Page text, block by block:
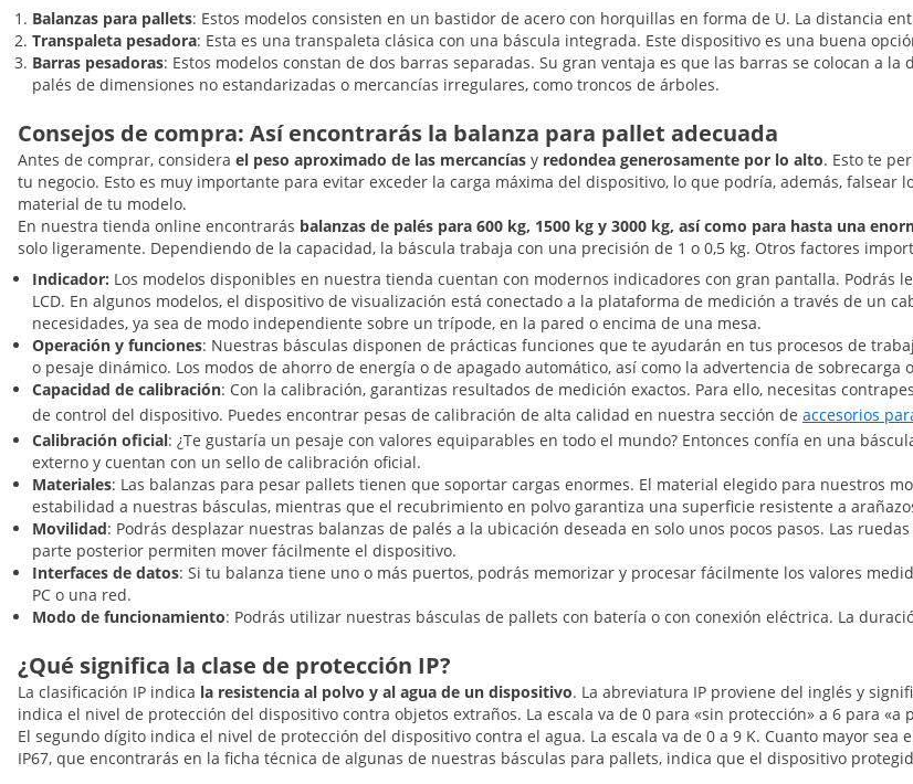
Balanzas para pallets: Estos modelos consisten en un bastidor de acero con horquillas en forma de U. La distancia
Transpaleta pesadora: Esta es una transpaleta clásica con una báscula integrada. Este dispositivo es una buena
Barras pesadoras: Estos modelos constan de dos barras separadas. Su gran ventaja es que las barras se colocan a
palés de dimensiones no estandarizadas o mercancías irregulares, como troncos de árboles.
Consejos de compra: Así encontrarás la balanza para pallet adecuada
Antes de comprar, considera el peso aproximado de las mercancías y redondea generosamente por lo alto. Esto te
tu negocio. Esto es muy importante para evitar exceder la carga máxima del dispositivo, lo que podría, además, falsear
material de tu modelo.
En nuestra tienda online encontrarás balanzas de palés para 600 kg, 1500 kg y 3000 kg, así como para hasta una
solo ligeramente. Dependiendo de la capacidad, la báscula trabaja con una precisión de 1 o 0,5 kg. Otros factores
Indicador: Los modelos disponibles en nuestra tienda cuentan con modernos indicadores con gran pantalla.
LCD. En algunos modelos, el dispositivo de visualización está conectado a la plataforma de medición a través de un
necesidades, ya sea de modo independiente sobre un trípode, en la pared o encima de una mesa.
Operación y funciones: Nuestras básculas disponen de prácticas funciones que te ayudarán en tus procesos de
o pesaje dinámico. Los modos de ahorro de energía o de apagado automático, así como la advertencia de
Capacidad de calibración: Con la calibración, garantizas resultados de medición exactos. Para ello, necesitas
de control del dispositivo. Puedes encontrar pesas de calibración de alta calidad en nuestra sección de accesorios
Calibración oficial: ¿Te gustaría un pesaje con valores equiparables en todo el mundo? Entonces confía en una
externo y cuentan con un sello de calibración oficial.
Materiales: Las balanzas para pesar pallets tienen que soportar cargas enormes. El material elegido para nuestros
estabilidad a nuestras básculas, mientras que el recubrimiento en polvo garantiza una superficie resistente a
Movilidad: Podrás desplazar nuestras balanzas de palés a la ubicación deseada en solo unos pocos pasos. Las
parte posterior permiten mover fácilmente el dispositivo.
Interfaces de datos: Si tu balanza tiene uno o más puertos, podrás memorizar y procesar fácilmente los valores
PC o una red.
Modo de funcionamiento: Podrás utilizar nuestras básculas de pallets con batería o con conexión eléctrica. La
¿Qué significa la clase de protección IP?
La clasificación IP indica la resistencia al polvo y al agua de un dispositivo. La abreviatura IP proviene del inglés y
indica el nivel de protección del dispositivo contra objetos extraños. La escala va de 0 para «sin protección» a 6 para «a
El segundo dígito indica el nivel de protección del dispositivo contra el agua. La escala va de 0 a 9 K. Cuanto mayor
IP67, que encontrarás en la ficha técnica de algunas de nuestras básculas para pallets, indica que el dispositivo